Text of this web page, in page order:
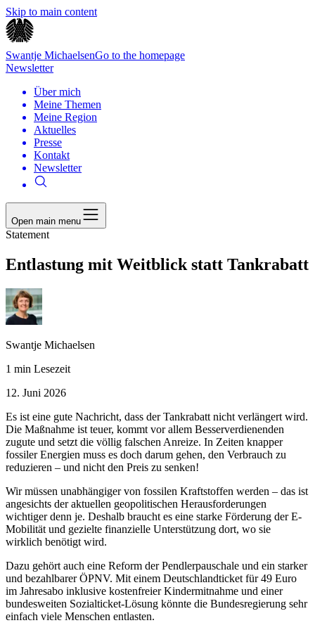
Skip to main content
Swantje MichaelsenGo to the homepage
Newsletter
Über mich
Meine Themen
Meine Region
Aktuelles
Presse
Kontakt
Newsletter
Open main menu
Statement
Entlastung mit Weitblick statt Tankrabatt
Swantje Michaelsen
1 min Lesezeit
12. Juni 2026
Es ist eine gute Nachricht, dass der Tankrabatt nicht verlängert wird.
Die Maßnahme ist teuer, kommt vor allem Besserverdienenden
zugute und setzt die völlig falschen Anreize. In Zeiten knapper
fossiler Energien muss es doch darum gehen, den Verbrauch zu
reduzieren – und nicht den Preis zu senken!
Wir müssen unabhängiger von fossilen Kraftstoffen werden – das ist
angesichts der aktuellen geopolitischen Herausforderungen
wichtiger denn je. Deshalb braucht es eine starke Förderung der E-
Mobilität und gezielte finanzielle Unterstützung dort, wo sie
wirklich benötigt wird.
Dazu gehört auch eine Reform der Pendlerpauschale und ein starker
und bezahlbarer ÖPNV. Mit einem Deutschlandticket für 49 Euro
im Jahresabo inklusive kostenfreier Kindermitnahme und einer
bundesweiten Sozialticket-Lösung könnte die Bundesregierung sehr
einfach viele Menschen entlasten.